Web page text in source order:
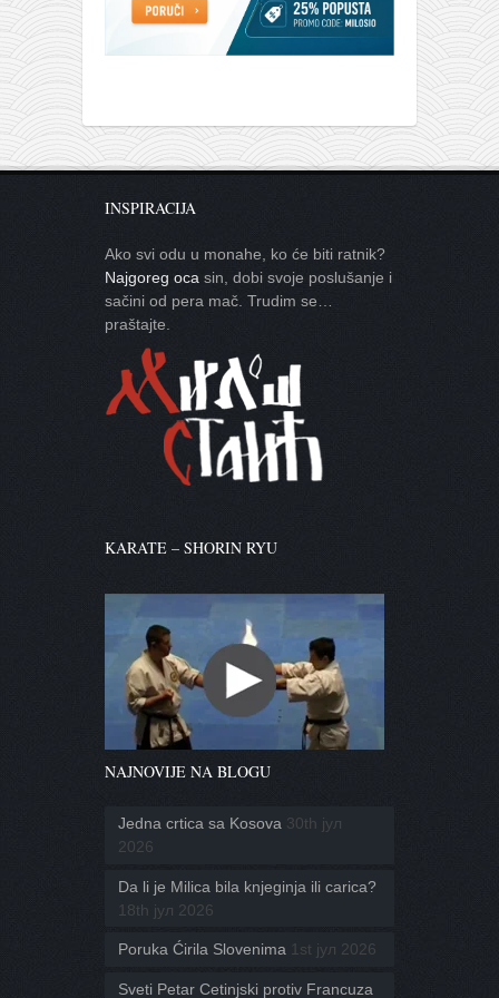
INSPIRACIJA
Ako svi odu u monahe, ko će biti ratnik?
Najgoreg oca sin, dobi svoje poslušanje i
sačini od pera mač. Trudim se…
praštajte.
KARATE – SHORIN RYU
NAJNOVIJE NA BLOGU
Jedna crtica sa Kosova 30th јул
2026
Da li je Milica bila knjeginja ili carica?
18th јул 2026
Poruka Ćirila Slovenima 1st јул 2026
Sveti Petar Cetinjski protiv Francuza